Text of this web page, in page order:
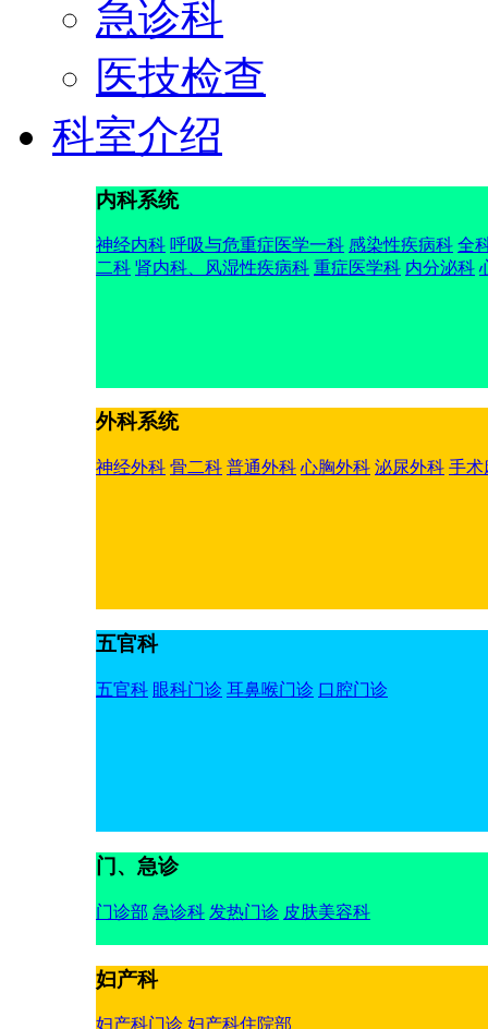
急诊科
医技检查
科室介绍
内科系统
神经内科 呼吸与危重症医学一科 感染性疾病科 全
二科 肾内科、风湿性疾病科 重症医学科 内分泌科
外科系统
神经外科 骨二科 普通外科 心胸外科 泌尿外科 手术
五官科
五官科 眼科门诊 耳鼻喉门诊 口腔门诊
门、急诊
门诊部 急诊科 发热门诊 皮肤美容科
妇产科
妇产科门诊 妇产科住院部